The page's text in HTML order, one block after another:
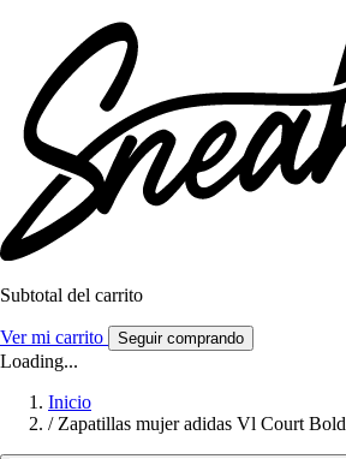
Subtotal del carrito
Ver mi carrito Seguir comprando
Loading...
Inicio
/ Zapatillas mujer adidas Vl Court Bold